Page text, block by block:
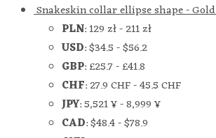
Snakeskin collar ellipse shape - Gold
PLN:129 zł-211 zł
USD:$34.5-$56.2
GBP:£25.7-£41.8
CHF:27.9 CHF-45.5 CHF
JPY:5,521 ¥-8,999 ¥
CAD:$48.4-$78.9